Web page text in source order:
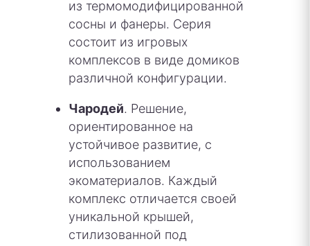
из термомодифицированной
сосны и фанеры. Серия
состоит из игровых
комплексов в виде домиков
различной конфигурации.
Чародей. Решение,
ориентированное на
устойчивое развитие, с
использованием
экоматериалов. Каждый
комплекс отличается своей
уникальной крышей,
стилизованной под